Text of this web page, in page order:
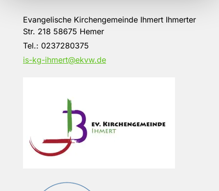
Evangelische Kirchengemeinde Ihmert Ihmerter
Str. 218 58675 Hemer
Tel.: 0237280375
is-kg-ihmert@ekvw.de